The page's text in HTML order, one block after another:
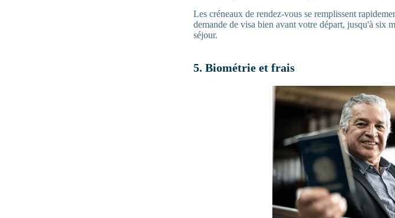
Les créneaux de rendez-vous se remplissent
demande de visa bien avant votre départ, jusqu'à six
séjour.
5. Biométrie et frais